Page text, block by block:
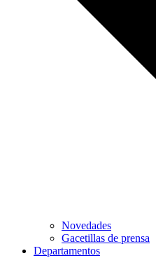
Novedades
Gacetillas de prensa
Departamentos